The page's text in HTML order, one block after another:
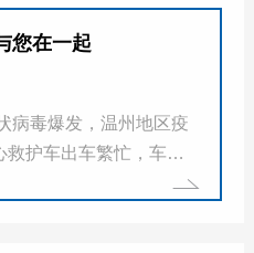
您在一起
病毒爆发，温州地区疫
护车出车繁忙，车上